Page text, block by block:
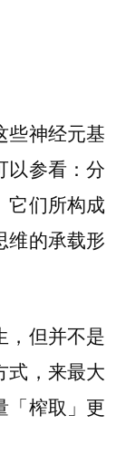
些神经元基
以参看：分
它们所构成
维的承载形
，但并不是
式，来最大
「榨取」更